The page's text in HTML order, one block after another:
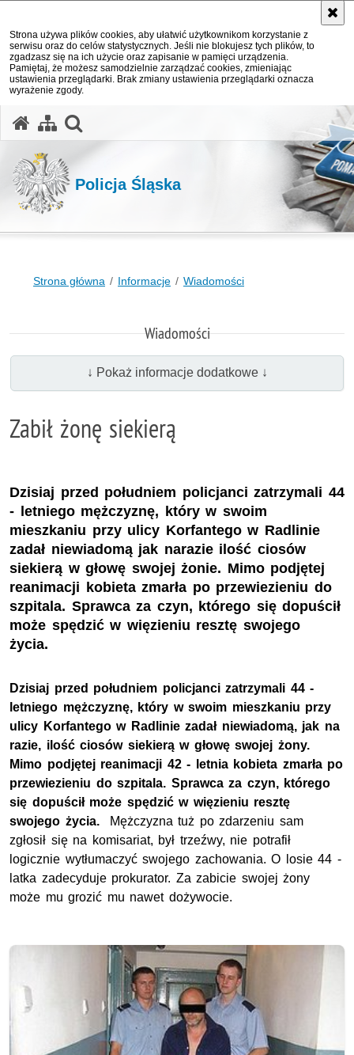
Strona używa plików cookies, aby ułatwić użytkownikom korzystanie z
serwisu oraz do celów statystycznych. Jeśli nie blokujesz tych plików, to
zgadzasz się na ich użycie oraz zapisanie w pamięci urządzenia.
Pamiętaj, że możesz samodzielnie zarządzać cookies, zmieniając
ustawienia przeglądarki. Brak zmiany ustawienia przeglądarki oznacza
wyrażenie zgody.
Policja Śląska
Strona główna Informacje Wiadomości
Wiadomości
↓ Pokaż informacje dodatkowe ↓
Zabił żonę siekierą
Dzisiaj przed południem policjanci zatrzymali 44
- letniego mężczyznę, który w swoim
mieszkaniu przy ulicy Korfantego w Radlinie
zadał niewiadomą jak narazie ilość ciosów
siekierą w głowę swojej żonie. Mimo podjętej
reanimacji kobieta zmarła po przewiezieniu do
szpitala. Sprawca za czyn, którego się dopuścił
może spędzić w więzieniu resztę swojego
życia.
Dzisiaj przed południem policjanci zatrzymali 44 -
letniego mężczyznę, który w swoim mieszkaniu przy
ulicy Korfantego w Radlinie zadał niewiadomą, jak na
razie, ilość ciosów siekierą w głowę swojej żony.
Mimo podjętej reanimacji 42 - letnia kobieta zmarła po
przewiezieniu do szpitala. Sprawca za czyn, którego
się dopuścił może spędzić w więzieniu resztę
swojego życia.
Mężczyzna tuż po zdarzeniu sam
zgłosił się na komisariat, był trzeźwy, nie potrafił
logicznie wytłumaczyć swojego zachowania. O losie 44 -
latka zadecyduje prokurator. Za zabicie swojej żony
może mu grozić mu nawet dożywocie.